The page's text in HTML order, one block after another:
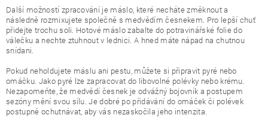
Další možností zpracování je máslo, které necháte změknout a
následně rozmixujete společně s medvědím česnekem. Pro lepší chuť
přidejte trochu soli. Hotové máslo zabalte do potravinářské folie do
válečku a nechte ztuhnout v lednici. A hned máte nápad na chutnou
snídani.
Pokud neholdujete máslu ani pestu, můžete si připravit pyré nebo
omáčku. Jako pyré lze zapracovat do libovolné polévky nebo krému.
Nezapomeňte, že medvědí česnek je odvážný bojovník a postupem
sezóny mění svou sílu. Je dobré po přidávání do omáček či polévek
postupně ochutnávat, aby vás nezaskočila jeho intenzita.